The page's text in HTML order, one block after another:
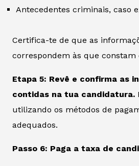
Antecedentes criminais, caso
Certifica-te de que as
correspondem às que constam
Etapa 5: Revê e confirma as
contidas na tua candidatura.
utilizando os métodos de
adequados.
Passo 6: Paga a taxa de